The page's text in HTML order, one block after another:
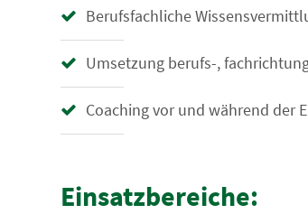
Berufsfachliche
Umsetzung berufs-,
Coaching vor und während der
Einsatzbereiche: